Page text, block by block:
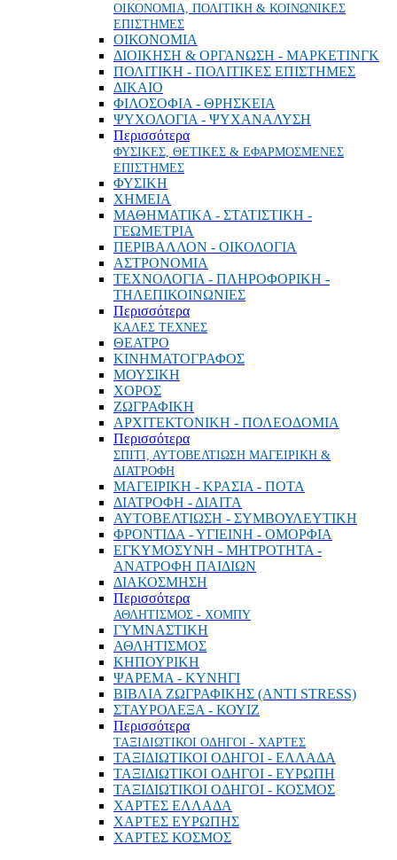
ΟΙΚΟΝΟΜΙΑ, ΠΟΛΙΤΙΚΗ & ΚΟΙΝΩΝΙΚΕΣ
ΕΠΙΣΤΗΜΕΣ
ΟΙΚΟΝΟΜΙΑ
ΔΙΟΙΚΗΣΗ & ΟΡΓΑΝΩΣΗ - ΜΑΡΚΕΤΙΝΓΚ
ΠΟΛΙΤΙΚΗ - ΠΟΛΙΤΙΚΕΣ ΕΠΙΣΤΗΜΕΣ
ΔΙΚΑΙΟ
ΦΙΛΟΣΟΦΙΑ - ΘΡΗΣΚΕΙΑ
ΨΥΧΟΛΟΓΙΑ - ΨΥΧΑΝΑΛΥΣΗ
Περισσότερα
ΦΥΣΙΚΕΣ, ΘΕΤΙΚΕΣ & ΕΦΑΡΜΟΣΜΕΝΕΣ
ΕΠΙΣΤΗΜΕΣ
ΦΥΣΙΚΗ
ΧΗΜΕΙΑ
ΜΑΘΗΜΑΤΙΚΑ - ΣΤΑΤΙΣΤΙΚΗ -
ΓΕΩΜΕΤΡΙΑ
ΠΕΡΙΒΑΛΛΟΝ - ΟΙΚΟΛΟΓΙΑ
ΑΣΤΡΟΝΟΜΙΑ
ΤΕΧΝΟΛΟΓΙΑ - ΠΛΗΡΟΦΟΡΙΚΗ -
ΤΗΛΕΠΙΚΟΙΝΩΝΙΕΣ
Περισσότερα
ΚΑΛΕΣ ΤΕΧΝΕΣ
ΘΕΑΤΡΟ
ΚΙΝΗΜΑΤΟΓΡΑΦΟΣ
ΜΟΥΣΙΚΗ
ΧΟΡΟΣ
ΖΩΓΡΑΦΙΚΗ
ΑΡΧΙΤΕΚΤΟΝΙΚΗ - ΠΟΛΕΟΔΟΜΙΑ
Περισσότερα
ΣΠΙΤΙ, ΑΥΤΟΒΕΛΤΙΩΣΗ ΜΑΓΕΙΡΙΚΗ &
ΔΙΑΤΡΟΦΗ
ΜΑΓΕΙΡΙΚΗ - ΚΡΑΣΙΑ - ΠΟΤΑ
ΔΙΑΤΡΟΦΗ - ΔΙΑΙΤΑ
ΑΥΤΟΒΕΛΤΙΩΣΗ - ΣΥΜΒΟΥΛΕΥΤΙΚΗ
ΦΡΟΝΤΙΔΑ - ΥΓΙΕΙΝΗ - ΟΜΟΡΦΙΑ
ΕΓΚΥΜΟΣΥΝΗ - ΜΗΤΡΟΤΗΤΑ -
ΑΝΑΤΡΟΦΗ ΠΑΙΔΙΩΝ
ΔΙΑΚΟΣΜΗΣΗ
Περισσότερα
ΑΘΛΗΤΙΣΜΟΣ - ΧΟΜΠΥ
ΓΥΜΝΑΣΤΙΚΗ
ΑΘΛΗΤΙΣΜΟΣ
ΚΗΠΟΥΡΙΚΗ
ΨΑΡΕΜΑ - ΚΥΝΗΓΙ
ΒΙΒΛΙΑ ΖΩΓΡΑΦΙΚΗΣ (ANTI STRESS)
ΣΤΑΥΡΟΛΕΞΑ - ΚΟΥΙΖ
Περισσότερα
ΤΑΞΙΔΙΩΤΙΚΟΙ ΟΔΗΓΟΙ - ΧΑΡΤΕΣ
ΤΑΞΙΔΙΩΤΙΚΟΙ ΟΔΗΓΟΙ - ΕΛΛΑΔΑ
ΤΑΞΙΔΙΩΤΙΚΟΙ ΟΔΗΓΟΙ - ΕΥΡΩΠΗ
ΤΑΞΙΔΙΩΤΙΚΟΙ ΟΔΗΓΟΙ - ΚΟΣΜΟΣ
ΧΑΡΤΕΣ ΕΛΛΑΔΑ
ΧΑΡΤΕΣ ΕΥΡΩΠΗΣ
ΧΑΡΤΕΣ ΚΟΣΜΟΣ